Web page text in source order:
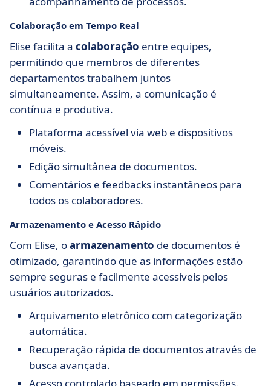
Colaboração em Tempo Real
Elise facilita a colaboração entre equipes,
permitindo que membros de diferentes
departamentos trabalhem juntos
simultaneamente. Assim, a comunicação é
contínua e produtiva.
Plataforma acessível via web e dispositivos
móveis.
Edição simultânea de documentos.
Comentários e feedbacks instantâneos para
todos os colaboradores.
Armazenamento e Acesso Rápido
Com Elise, oarmazenamento de documentos é
otimizado, garantindo que as informações estão
sempre seguras e facilmente acessíveis pelos
usuários autorizados.
Arquivamento eletrônico com categorização
automática.
Recuperação rápida de documentos através de
busca avançada.